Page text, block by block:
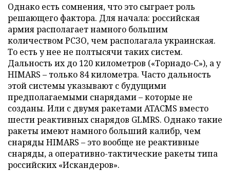
Однако есть сомнения, что это сыграет роль
решающего фактора. Для начала: российская
армия располагает намного большим
количеством РСЗО, чем располагала украинская.
То есть у нее не полтысячи таких систем.
Дальность их до 120 километров («Торнадо-С»), а у
HIMARS – только 84 километра. Часто дальность
этой системы указывают с будущими
предполагаемыми снарядами – которые не
созданы. Или с двумя ракетами ATACMS вместо
шести реактивных снарядов GLMRS. Однако такие
ракеты имеют намного больший калибр, чем
снаряды HIMARS – это вообще не реактивные
снаряды, а оперативно-тактические ракеты типа
российских «Искандеров».